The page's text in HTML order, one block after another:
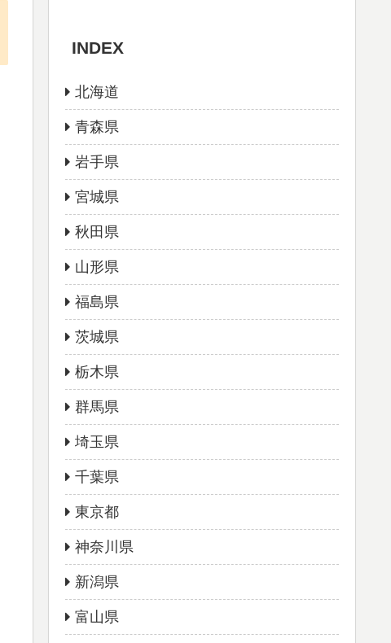
INDEX
北海道
青森県
岩手県
宮城県
秋田県
山形県
福島県
茨城県
栃木県
群馬県
埼玉県
千葉県
東京都
神奈川県
新潟県
富山県